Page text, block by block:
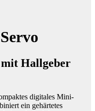
Hallgeber
digitales Mini-
ein gehärtetes